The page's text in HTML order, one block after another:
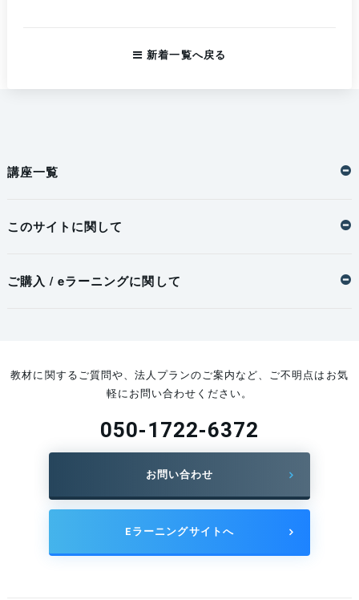
新着一覧へ戻る
講座一覧
このサイトに関して
ご購入 / eラーニングに関して
教材に関するご質問や、法人プランのご案内など、ご不明点はお気
軽にお問い合わせください。
050-1722-6372
お問い合わせ
Eラーニングサイトへ